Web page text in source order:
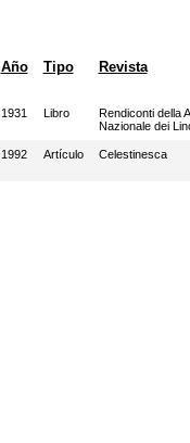
Año Tipo Revista
1931 Libro
Rendiconti della
Nazionale dei
1992 Artículo Celestinesca